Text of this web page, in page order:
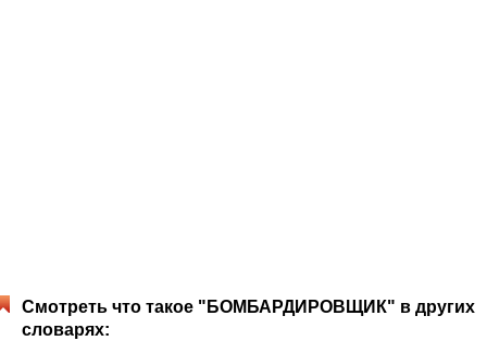
Смотреть что такое "БОМБАРДИРОВЩИК" в других
словарях: